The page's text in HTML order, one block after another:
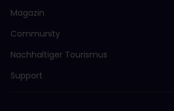
Magazin
Community
Nachhaltiger Tourismus
Support